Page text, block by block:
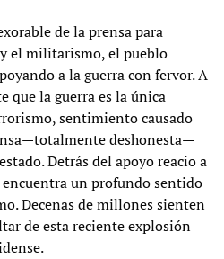
de la prensa para
el militarismo, el pueblo
a la guerra con fervor. A
que la guerra es la única
sentimiento causado
deshonesta—
Detrás del apoyo reacio a
un profundo sentido
Decenas de millones sienten
de esta reciente explosión